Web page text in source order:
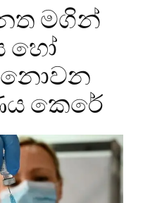
මගින්
හෝ
නොවන
කෙරේ